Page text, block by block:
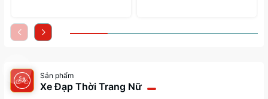
Sản phẩm
Xe Đạp Thời Trang Nữ